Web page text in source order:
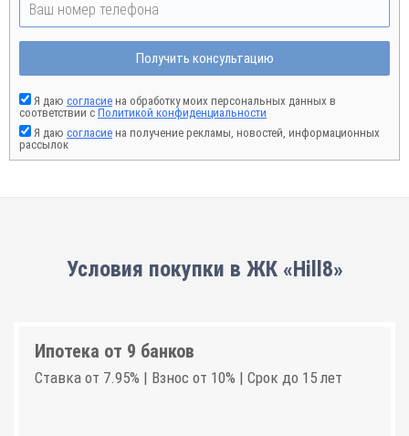
Получить консультацию
Я даю согласие на обработку моих персональных данных в
соответствии с Политикой конфиденциальности
Я даю согласие на получение рекламы, новостей, информационных
рассылок
Условия покупки в ЖК «Hill8»
Ипотека от 9 банков
Ставка от 7.95% | Взнос от 10% | Срок до 15 лет